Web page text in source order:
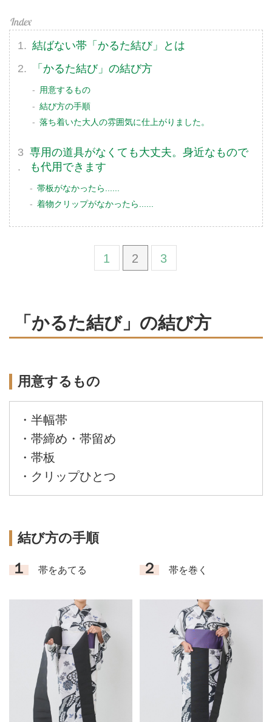
結ばない帯「かるた結び」とは
「かるた結び」の結び方
用意するもの
結び方の手順
落ち着いた大人の雰囲気に仕上がりました。
専用の道具がなくても大丈夫。身近なもので
も代用できます
帯板がなかったら......
着物クリップがなかったら......
1 2 3
「かるた結び」の結び方
用意するもの
・半幅帯
・帯締め・帯留め
・帯板
・クリップひとつ
結び方の手順
１ 帯をあてる ２ 帯を巻く